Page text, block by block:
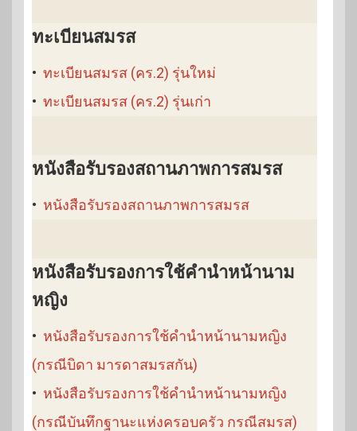
ทะเบียนสมรส
• ทะเบียนสมรส (คร.2) รุ่นใหม่
• ทะเบียนสมรส (คร.2) รุ่นเก่า
หนังสือรับรองสถานภาพการสมรส
• หนังสือรับรองสถานภาพการสมรส
หนังสือรับรองการใช้คำนำหน้านาม
หญิง
• หนังสือรับรองการใช้คำนำหน้านามหญิง
(กรณีบิดา มารดาสมรสกัน)
• หนังสือรับรองการใช้คำนำหน้านามหญิง
(กรณีบันทึกฐานะแห่งครอบครัว กรณีสมรส)